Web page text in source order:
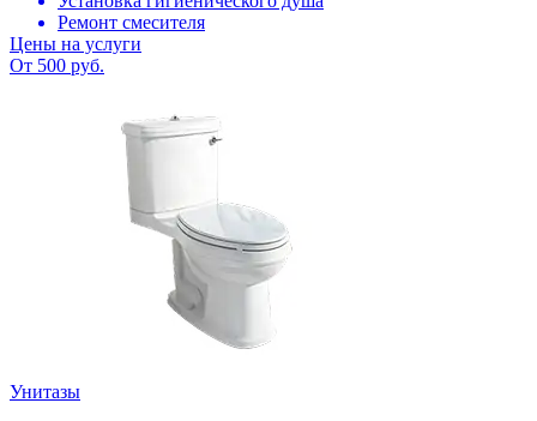
Ремонт смесителя
Цены на услуги
От 500 руб.
Унитазы